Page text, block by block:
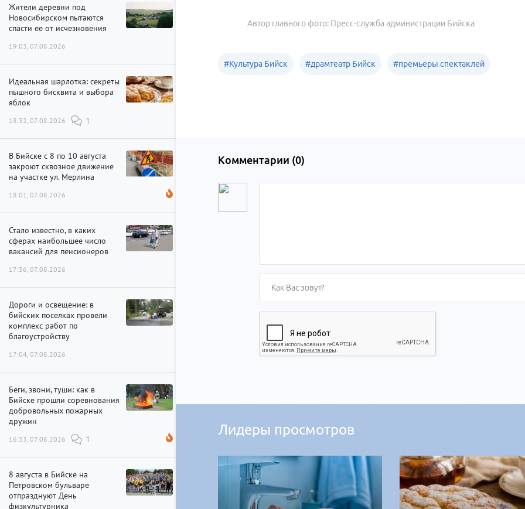
Жители деревни под
Новосибирском пытаются
спасти ее от исчезновения
19:03, 07.08.2026
Идеальная шарлотка: секреты
пышного бисквита и выбора
яблок
18:32, 07.08.2026 1
В Бийске с 8 по 10 августа
закроют сквозное движение
на участке ул. Мерлина
18:01, 07.08.2026
Стало известно, в каких
сферах наибольшее число
вакансий для пенсионеров
17:36, 07.08.2026
Дороги и освещение: в
бийских поселках провели
комплекс работ по
благоустройству
17:04, 07.08.2026
Беги, звони, туши: как в
Бийске прошли соревнования
добровольных пожарных
дружин
16:33, 07.08.2026 1
8 августа в Бийске на
Петровском бульваре
отпразднуют День
физкультурника
Автор главного фото: Пресс-служба администрации Бийска
#Культура Бийск #драмтеатр Бийск #премьеры спектаклей
Комментарии (0)
Лидеры просмотров